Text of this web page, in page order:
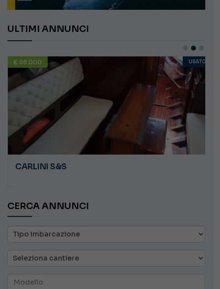
ULTIMI ANNUNCI
€ 10.000
CERCA ANNUNCI